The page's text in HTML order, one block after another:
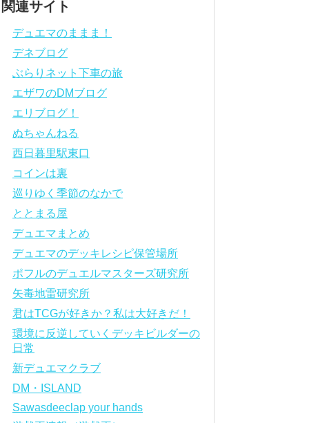
関連サイト
デュエマのままま！
デネブログ
ぶらりネット下車の旅
エザワのDMブログ
エリブログ！
ぬちゃんねる
西日暮里駅東口
コインは裏
巡りゆく季節のなかで
ととまる屋
デュエマまとめ
デュエマのデッキレシピ保管場所
ポフルのデュエルマスターズ研究所
矢毒地雷研究所
君はTCGが好きか？私は大好きだ！
環境に反逆していくデッキビルダーの
日常
新デュエマクラブ
DM・ISLAND
Sawasdeeclap your hands